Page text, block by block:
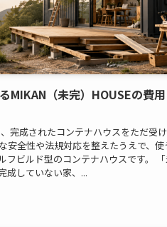
MIKAN（未完）HOUSEの費
完成されたコンテナハウスをただ受
安全性や法規対応を整えたうえで、使
フビルド型のコンテナハウスです。
成していない家、...